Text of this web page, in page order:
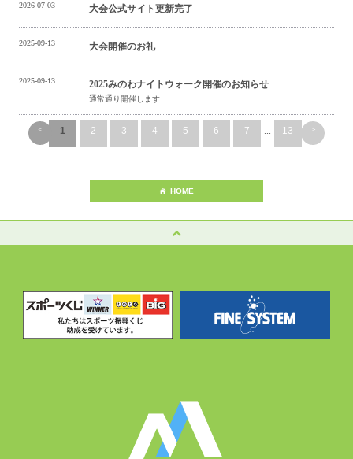
2026-07-03 大会公式サイト更新完了
2025-09-13 大会開催のお礼
2025-09-13 2025みのわナイトウォーク開催のお知らせ
通常通り開催します
< 1 2 3 4 5 6 7 ... 13 >
HOME